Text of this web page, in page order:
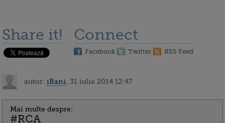
Share it! Connect
Facebook Twitter RSS Feed
autor: iBani , 31 iulie 2014 12:47
Mai multe despre:
#RCA